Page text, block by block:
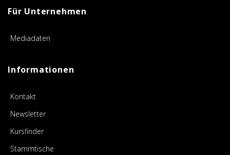
Für Unternehmen
Mediadaten
Informationen
Kontakt
Newsletter
Kursfinder
Stammtische